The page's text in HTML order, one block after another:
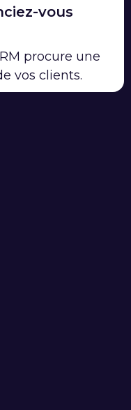
vous
procure une
vos clients.